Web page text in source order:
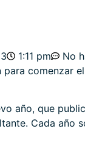
1:11 pm
No
comenzar
año, que
Cada